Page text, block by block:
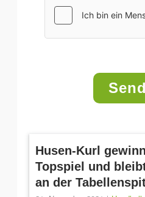
Husen-Kurl
Topspiel und
an der